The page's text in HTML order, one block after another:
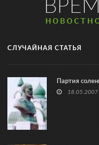
СЛУЧАЙНАЯ СТАТЬЯ
Партия
18.05.2007